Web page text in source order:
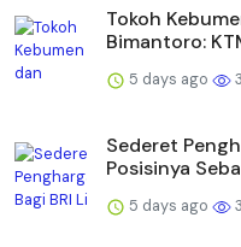
Tokoh
Bimantoro:
5 days ago
Sederet
Posisinya
5 days ago